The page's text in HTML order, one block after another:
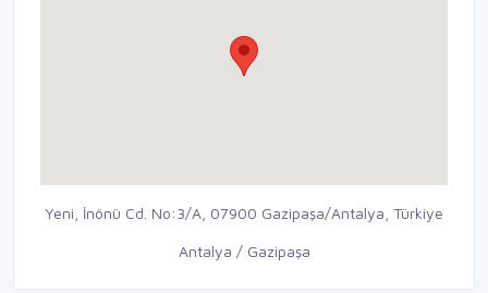
Yeni, İnönü Cd. No:3/A, 07900 Gazipaşa/Antalya, Türkiye
Antalya / Gazipaşa